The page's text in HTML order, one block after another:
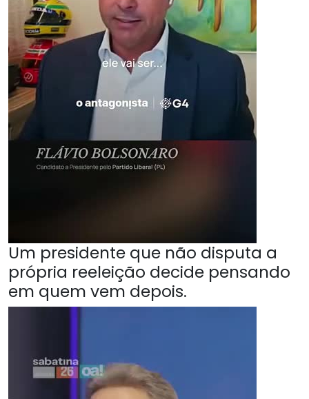
Um presidente que não disputa a
própria reeleição decide pensando
em quem vem depois.